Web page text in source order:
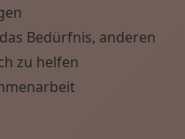
Bedürfnis, anderen
zu helfen